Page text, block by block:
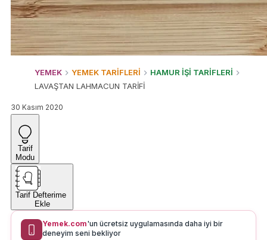
YEMEK YEMEK TARİFLERİ
HAMUR İŞİ TARİFLERİ
LAVAŞTAN LAHMACUN TARİFİ
30 Kasım 2020
Tarif
Modu
Tarif Defterime
Ekle
Yemek.com'un ücretsiz uygulamasında daha iyi bir
deneyim seni bekliyor